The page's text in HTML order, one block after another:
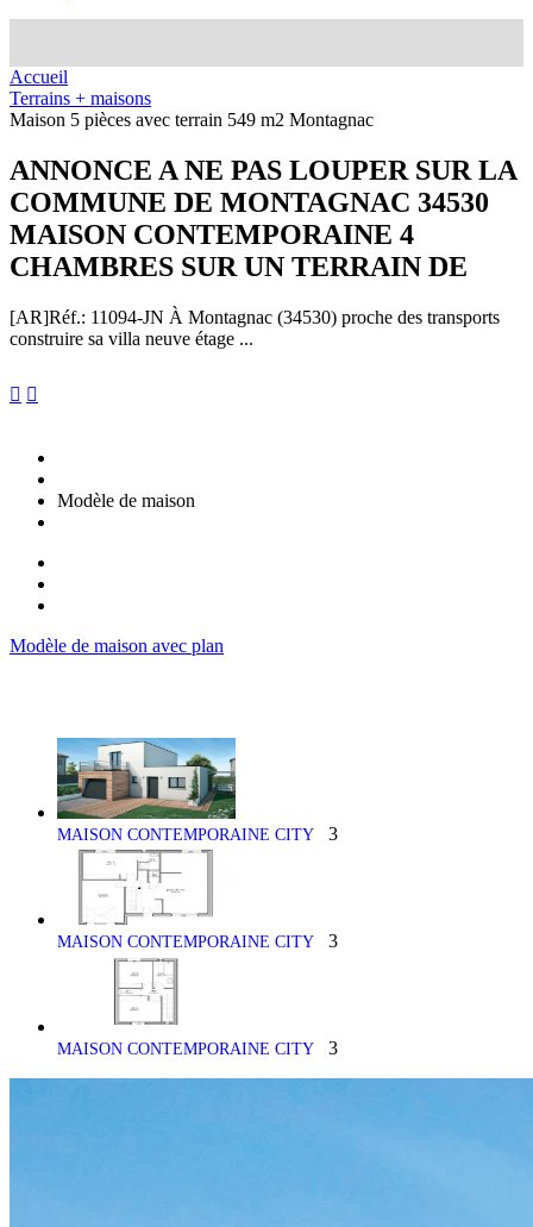
Accueil
Terrains + maisons
Maison 5 pièces avec terrain 549 m2 Montagnac
ANNONCE A NE PAS LOUPER SUR LA
COMMUNE DE MONTAGNAC 34530
MAISON CONTEMPORAINE 4
CHAMBRES SUR UN TERRAIN DE
[AR]Réf.: 11094-JN À Montagnac (34530) proche des transports
construire sa villa neuve étage ...
 
Modèle de maison
Modèle de maison avec plan
MAISON CONTEMPORAINE CITY 3
MAISON CONTEMPORAINE CITY 3
MAISON CONTEMPORAINE CITY 3